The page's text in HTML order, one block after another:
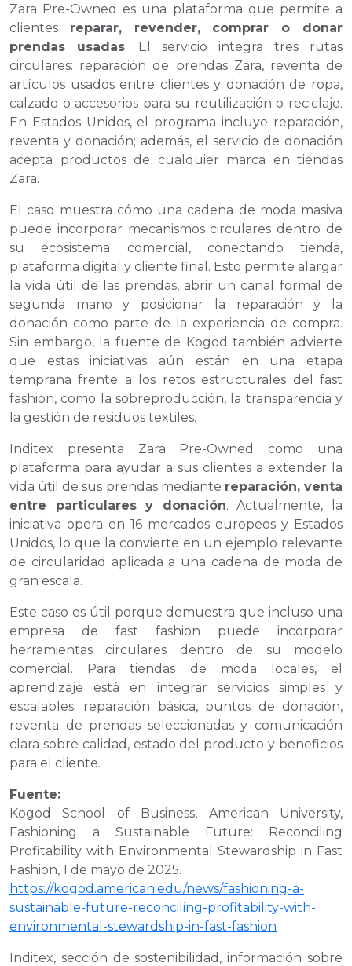
Zara Pre-Owned es una plataforma que permite a
clientes reparar, revender, comprar o donar
prendas usadas. El servicio integra tres rutas
circulares: reparación de prendas Zara, reventa de
artículos usados entre clientes y donación de ropa,
calzado o accesorios para su reutilización o reciclaje.
En Estados Unidos, el programa incluye reparación,
reventa y donación; además, el servicio de donación
acepta productos de cualquier marca en tiendas
Zara.
El caso muestra cómo una cadena de moda masiva
puede incorporar mecanismos circulares dentro de
su ecosistema comercial, conectando tienda,
plataforma digital y cliente final. Esto permite alargar
la vida útil de las prendas, abrir un canal formal de
segunda mano y posicionar la reparación y la
donación como parte de la experiencia de compra.
Sin embargo, la fuente de Kogod también advierte
que estas iniciativas aún están en una etapa
temprana frente a los retos estructurales del fast
fashion, como la sobreproducción, la transparencia y
la gestión de residuos textiles.
Inditex presenta Zara Pre-Owned como una
plataforma para ayudar a sus clientes a extender la
vida útil de sus prendas mediante reparación, venta
entre particulares y donación. Actualmente, la
iniciativa opera en 16 mercados europeos y Estados
Unidos, lo que la convierte en un ejemplo relevante
de circularidad aplicada a una cadena de moda de
gran escala.
Este caso es útil porque demuestra que incluso una
empresa de fast fashion puede incorporar
herramientas circulares dentro de su modelo
comercial. Para tiendas de moda locales, el
aprendizaje está en integrar servicios simples y
escalables: reparación básica, puntos de donación,
reventa de prendas seleccionadas y comunicación
clara sobre calidad, estado del producto y beneficios
para el cliente.
Fuente:
Kogod School of Business, American University,
Fashioning a Sustainable Future: Reconciling
Profitability with Environmental Stewardship in Fast
Fashion, 1 de mayo de 2025.
https://kogod.american.edu/news/fashioning-a-
sustainable-future-reconciling-profitability-with-
environmental-stewardship-in-fast-fashion
Inditex, sección de sostenibilidad, información sobre